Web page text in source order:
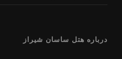
درباره هتل ساسان شیراز